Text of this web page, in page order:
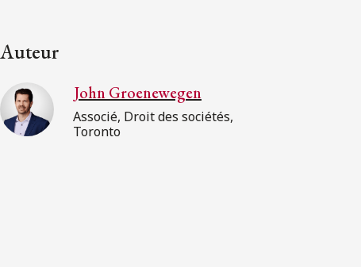
Auteur
John Groenewegen
Associé, Droit des sociétés,
Toronto